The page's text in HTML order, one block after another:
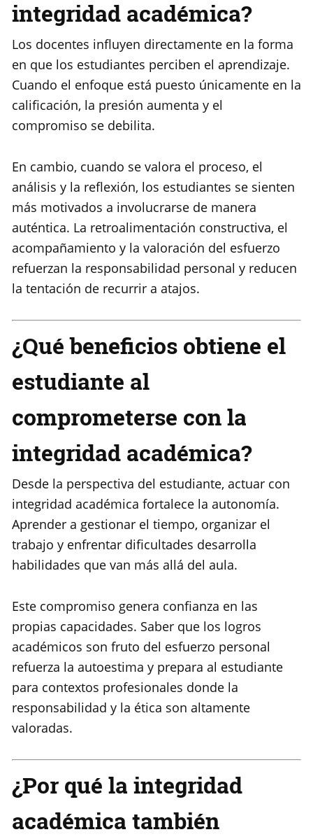
integridad académica?
Los docentes influyen directamente en la forma
en que los estudiantes perciben el aprendizaje.
Cuando el enfoque está puesto únicamente en la
calificación, la presión aumenta y el
compromiso se debilita.
En cambio, cuando se valora el proceso, el
análisis y la reflexión, los estudiantes se sienten
más motivados a involucrarse de manera
auténtica. La retroalimentación constructiva, el
acompañamiento y la valoración del esfuerzo
refuerzan la responsabilidad personal y reducen
la tentación de recurrir a atajos.
¿Qué beneficios obtiene el
estudiante al
comprometerse con la
integridad académica?
Desde la perspectiva del estudiante, actuar con
integridad académica fortalece la autonomía.
Aprender a gestionar el tiempo, organizar el
trabajo y enfrentar dificultades desarrolla
habilidades que van más allá del aula.
Este compromiso genera confianza en las
propias capacidades. Saber que los logros
académicos son fruto del esfuerzo personal
refuerza la autoestima y prepara al estudiante
para contextos profesionales donde la
responsabilidad y la ética son altamente
valoradas.
¿Por qué la integridad
académica también